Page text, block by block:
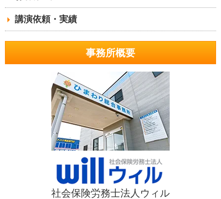
講演依頼・実績
事務所概要
社会保険労務士法人ウィル